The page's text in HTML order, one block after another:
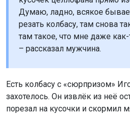
Думаю, ладно, всякое
резать колбасу, там снова
там такое, что мне даже
– рассказал мужчина.
Есть колбасу с «сюрпризом»
захотелось. Он извлёк из неё
порезал на кусочки и скормил